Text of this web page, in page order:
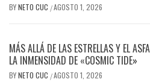
BYNETO CUC /AGOSTO 1, 2026
MÁS ALLÁ DE LAS ESTRELLAS Y EL
LA INMENSIDAD DE «COSMIC TIDE»
BYNETO CUC /AGOSTO 1, 2026